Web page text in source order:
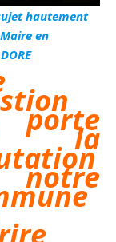
hautement
en
porte
la